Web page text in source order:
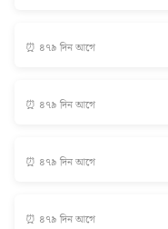
⏰ ৪৭৯ দিন আগে
⏰ ৪৭৯ দিন আগে
⏰ ৪৭৯ দিন আগে
⏰ ৪৭৯ দিন আগে